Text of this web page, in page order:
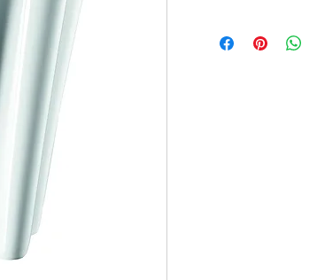
Les Produits